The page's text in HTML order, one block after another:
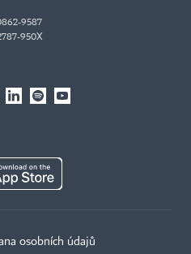
9587
950X
osobních údajů